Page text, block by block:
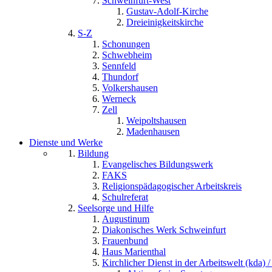
Gustav-Adolf-Kirche
Dreieinigkeitskirche
S-Z
Schonungen
Schwebheim
Sennfeld
Thundorf
Volkershausen
Werneck
Zell
Weipoltshausen
Madenhausen
Dienste und Werke
Bildung
Evangelisches Bildungswerk
FAKS
Religionspädagogischer Arbeitskreis
Schulreferat
Seelsorge und Hilfe
Augustinum
Diakonisches Werk Schweinfurt
Frauenbund
Haus Marienthal
Kirchlicher Dienst in der Arbeitswelt (kda) /